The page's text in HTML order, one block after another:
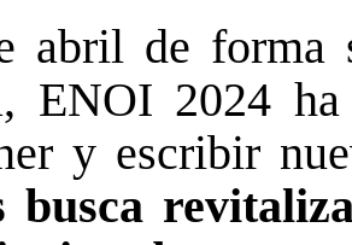
abril de forma
ENOI 2024
y escribir
busca